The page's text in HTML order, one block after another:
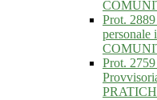
Prot.
personale
Prot.